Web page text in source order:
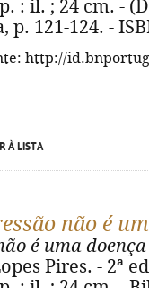
: il. ; 24 cm. -
121-124. -
http://
À LISTA
não é
é uma
Pires. - 2ª